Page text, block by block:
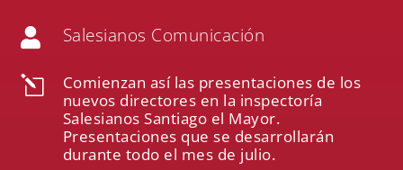
 Salesianos Comunicación
l
Comienzan así las presentaciones de los
nuevos directores en la inspectoría
Salesianos Santiago el Mayor.
Presentaciones que se desarrollarán
durante todo el mes de julio.